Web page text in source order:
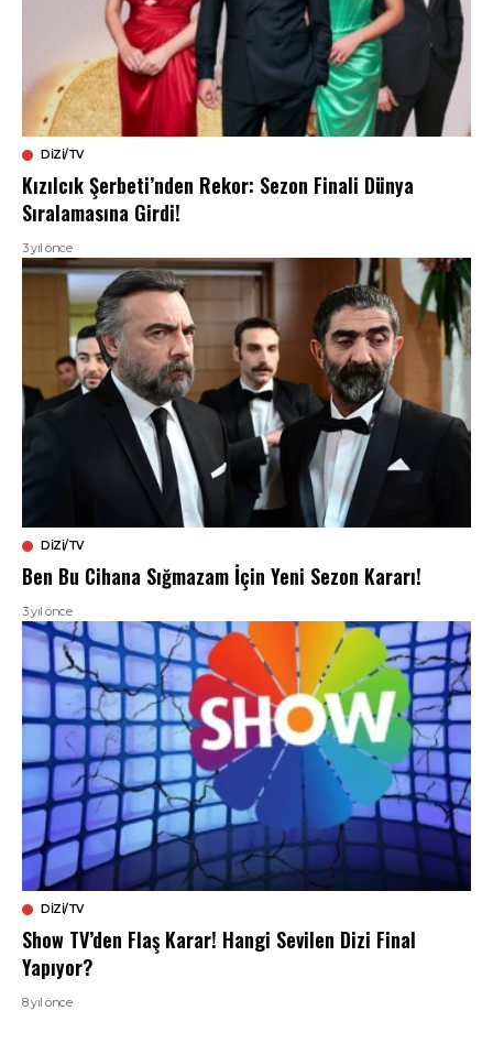
DIZI/TV
Kızılcık Şerbeti’nden Rekor: Sezon Finali Dünya
Sıralamasına Girdi!
3 yıl önce
DIZI/TV
Ben Bu Cihana Sığmazam İçin Yeni Sezon Kararı!
3 yıl önce
DIZI/TV
Show TV’den Flaş Karar! Hangi Sevilen Dizi Final
Yapıyor?
8 yıl önce